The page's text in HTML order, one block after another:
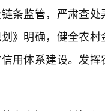
条监管，严肃查
》明确，健全农
用体系建设。发